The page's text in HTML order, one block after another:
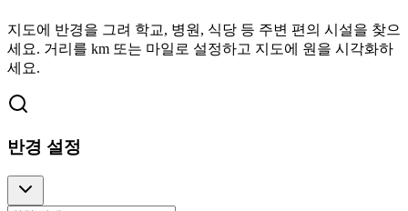
지도에 반경을 그려 학교, 병원, 식당 등 주변 편의 시설을 찾으
세요. 거리를 km 또는 마일로 설정하고 지도에 원을 시각화하
세요.
반경 설정